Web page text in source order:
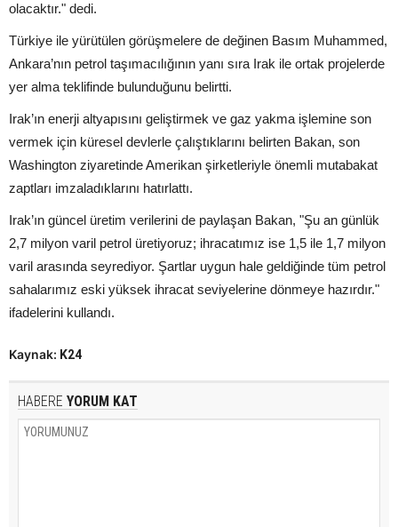
olacaktır." dedi.
Türkiye ile yürütülen görüşmelere de değinen Basım Muhammed,
Ankara’nın petrol taşımacılığının yanı sıra Irak ile ortak projelerde
yer alma teklifinde bulunduğunu belirtti.
Irak’ın enerji altyapısını geliştirmek ve gaz yakma işlemine son
vermek için küresel devlerle çalıştıklarını belirten Bakan, son
Washington ziyaretinde Amerikan şirketleriyle önemli mutabakat
zaptları imzaladıklarını hatırlattı.
Irak’ın güncel üretim verilerini de paylaşan Bakan, "Şu an günlük
2,7 milyon varil petrol üretiyoruz; ihracatımız ise 1,5 ile 1,7 milyon
varil arasında seyrediyor. Şartlar uygun hale geldiğinde tüm petrol
sahalarımız eski yüksek ihracat seviyelerine dönmeye hazırdır."
ifadelerini kullandı.
Kaynak: K24
HABERE YORUM KAT